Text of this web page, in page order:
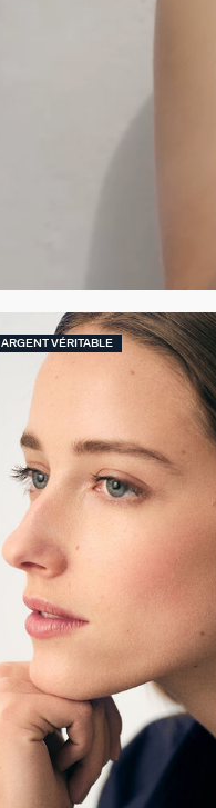
ARGENT VÉRITABLE